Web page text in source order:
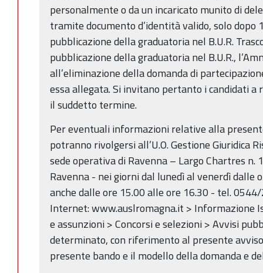
personalmente o da un incaricato munito di
tramite documento d’identità valido, solo dopo
pubblicazione della graduatoria nel B.U.R.
pubblicazione della graduatoria nel B.U.R.,
all’eliminazione della domanda di
essa allegata. Si invitano pertanto i candidati
il suddetto termine.
Per eventuali informazioni relative alla
potranno rivolgersi all’U.O. Gestione Giuridica
sede operativa di Ravenna – Largo Chartres n.
Ravenna - nei giorni dal lunedì al venerdì dalle
anche dalle ore 15.00 alle ore 16.30 - tel.
Internet: www.auslromagna.it > Informazione
e assunzioni > Concorsi e selezioni > Avvisi
determinato, con riferimento al presente
presente bando e il modello della domanda e